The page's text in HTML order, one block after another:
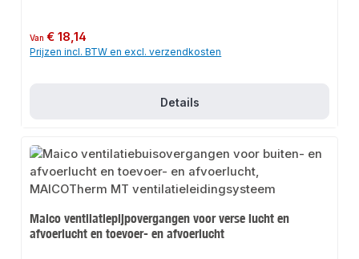
Normale prijs:
Van€ 18,14
Prijzen incl. BTW en excl. verzendkosten
Details
Maico ventilatiepijpovergangen voor verse lucht en
afvoerlucht en toevoer- en afvoerlucht